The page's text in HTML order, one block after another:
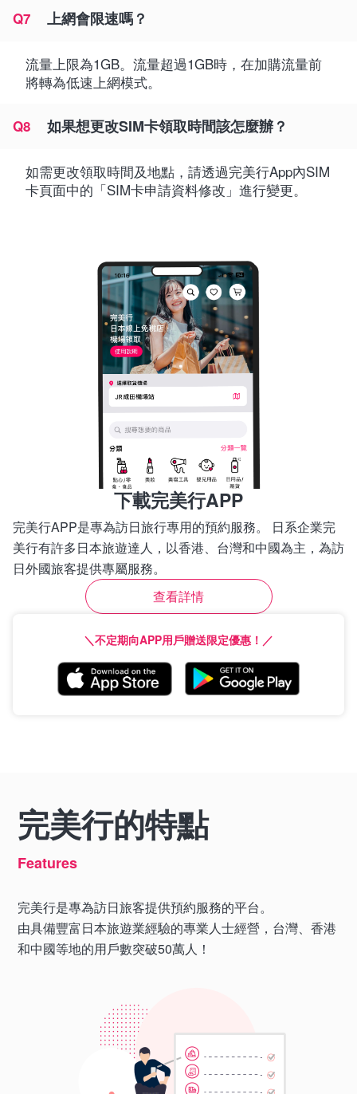
Q7 上網會限速嗎？
流量上限為1GB。流量超過1GB時，在加購流量前
將轉為低速上網模式。
Q8 如果想更改SIM卡領取時間該怎麼辦？
如需更改領取時間及地點，請透過完美行App內SIM
卡頁面中的「SIM卡申請資料修改」進行變更。
下載完美行APP
完美行APP是專為訪日旅行專用的預約服務。 日系企業完
美行有許多日本旅遊達人，以香港、台灣和中國為主，為訪
日外國旅客提供專屬服務。
查看詳情
＼不定期向APP用戶贈送限定優惠！／
完美行的特點
Features
完美行是專為訪日旅客提供預約服務的平台。
由具備豐富日本旅遊業經驗的專業人士經營，台灣、香港
和中國等地的用戶數突破50萬人！